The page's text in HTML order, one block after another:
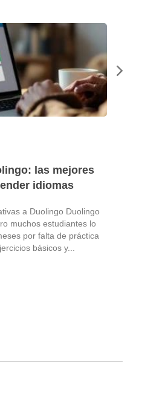
las mejores
idiomas
a Duolingo Duolingo
muchos estudiantes lo
por falta de práctica
básicos y...